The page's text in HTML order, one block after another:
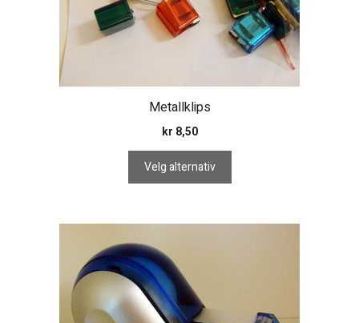
Metallklips
kr 8,50
Velg alternativ
produktsiden